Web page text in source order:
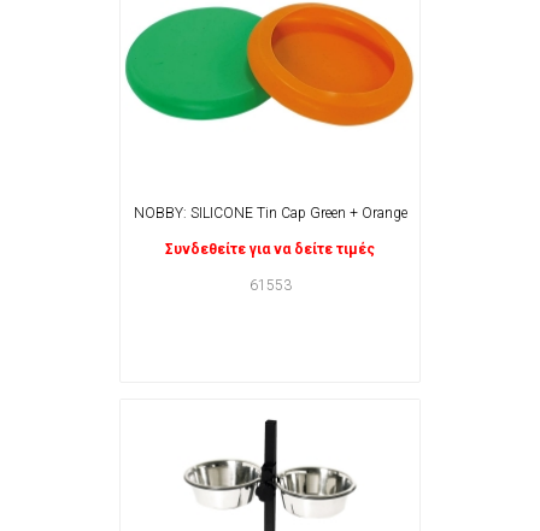
NOBBY: SILICONE Tin Cap Green + Orange
Συνδεθείτε για να δείτε τιμές
61553